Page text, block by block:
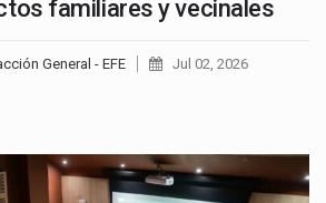
familiares y vecinales
General - EFE Jul 02, 2026